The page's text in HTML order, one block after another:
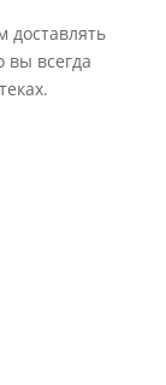
всегда